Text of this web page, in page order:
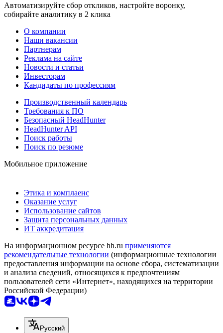
Автоматизируйте сбор откликов, настройте воронку,
собирайте аналитику в 2 клика
О компании
Наши вакансии
Партнерам
Реклама на сайте
Новости и статьи
Инвесторам
Кандидаты по профессиям
Производственный календарь
Требования к ПО
Безопасный HeadHunter
HeadHunter API
Поиск работы
Поиск по резюме
Мобильное приложение
Этика и комплаенс
Оказание услуг
Использование сайтов
Защита персональных данных
ИТ аккредитация
На информационном ресурсе hh.ru применяются
рекомендательные технологии (информационные технологии
предоставления информации на основе сбора, систематизации
и анализа сведений, относящихся к предпочтениям
пользователей сети «Интернет», находящихся на территории
Российской Федерации)
Русский